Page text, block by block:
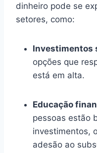
dinheiro pode se
setores, como:
Investimentos
opções que
está em alta.
Educação
pessoas estão
investimentos,
adesão ao